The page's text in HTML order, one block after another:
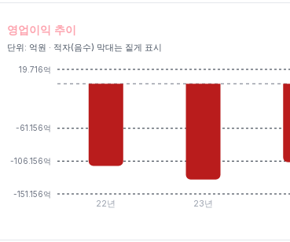
영업이익 추이
단위: 억원 · 적자(음수) 막대는 짙게 표시
22년 23년
-151.156억
-106.156억
-61.156억
19.716억